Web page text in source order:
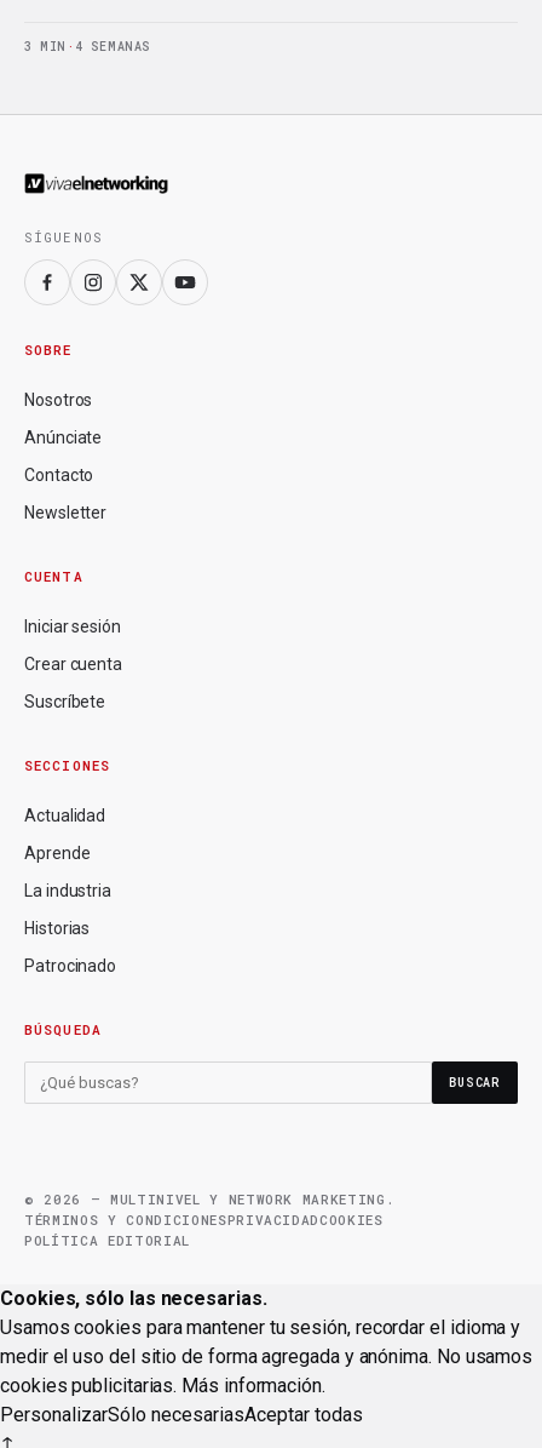
3 MIN · 4 SEMANAS
SÍGUENOS
SOBRE
Nosotros
Anúnciate
Contacto
Newsletter
CUENTA
Iniciar sesión
Crear cuenta
Suscríbete
SECCIONES
Actualidad
Aprende
La industria
Historias
Patrocinado
BÚSQUEDA
BUSCAR
© 2026 — MULTINIVEL Y NETWORK MARKETING.
TÉRMINOS Y CONDICIONESPRIVACIDADCOOKIES
POLÍTICA EDITORIAL
Cookies, sólo las necesarias.
Usamos cookies para mantener tu sesión, recordar el idioma y
medir el uso del sitio de forma agregada y anónima. No usamos
cookies publicitarias. Más información.
PersonalizarSólo necesariasAceptar todas